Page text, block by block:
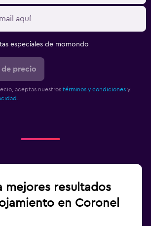
especiales de momondo
de precio
aceptas nuestros términos y condiciones y
mejores resultados
en Coronel